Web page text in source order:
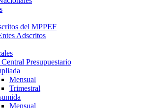
del MPPEF
Adscritos
Presupuestario
Mensual
Trimestral
Mensual